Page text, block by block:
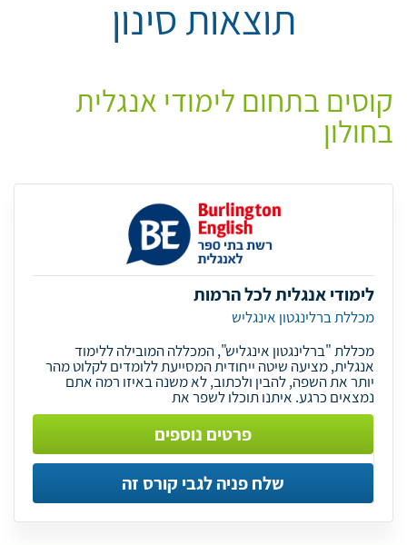
תוצאות סינון
קוסים בתחום לימודי אנגלית
בחולון
לימודי אנגלית לכל הרמות
מכללת ברלינגטון אינגליש
מכללת "ברלינגטון אינגליש", המכללה המובילה ללימוד
אנגלית, מציעה שיטה ייחודית המסייעת ללומדים לקלוט מהר
יותר את השפה, להבין ולכתוב, לא משנה באיזו רמה אתם
נמצאים כרגע. איתנו תוכלו לשפר את
פרטים נוספים
שלח פניה לגבי קורס זה